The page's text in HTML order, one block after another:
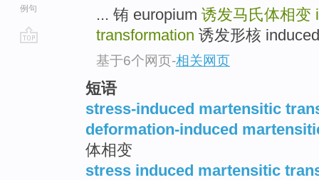
例句
... 铕 europium 诱发马氏体相变
transformation 诱发形核
基于6个网页-相关网页
短语
stress-induced martensitic
deformation-induced
体相变
stress induced martensitic